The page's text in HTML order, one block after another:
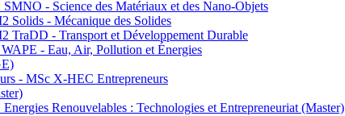
- Science des Matériaux et des Nano-Objets
Solids - Mécanique des Solides
TraDD - Transport et Développement Durable
- Eau, Air, Pollution et Énergies
- MSc X-HEC Entrepreneurs
Renouvelables : Technologies et Entrepreneuriat (Master)